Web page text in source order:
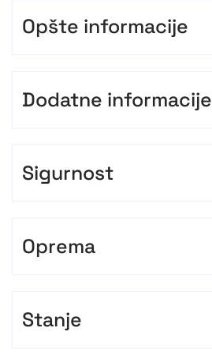
Opšte informacije
Dodatne informacije
Sigurnost
Oprema
Stanje